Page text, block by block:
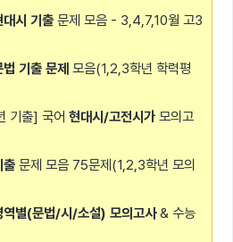
대시 기출 문제 모음 - 3,4,7,10월 고3
법 기출 문제 모음(1,2,3학년 학력평
기출] 국어 현대시/고전시가 모의고
출 문제 모음 75문제(1,2,3학년 모의
역별(문법/시/소설) 모의고사& 수능